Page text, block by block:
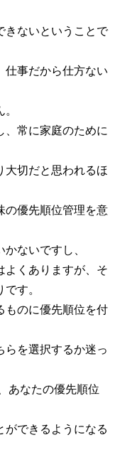
きないということで
仕事だから仕方ない
、常に家庭のために
大切だと思われるほ
の優先順位管理を意
ないですし、
よくありますが、そ
す。
ものに優先順位を付
らを選択するか迷っ
あなたの優先順位
ができるようになる